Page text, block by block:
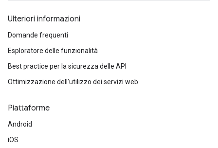
Ulteriori informazioni
Domande frequenti
Esploratore delle funzionalità
Best practice per la sicurezza delle API
Ottimizzazione dell'utilizzo dei servizi web
Piattaforme
Android
iOS